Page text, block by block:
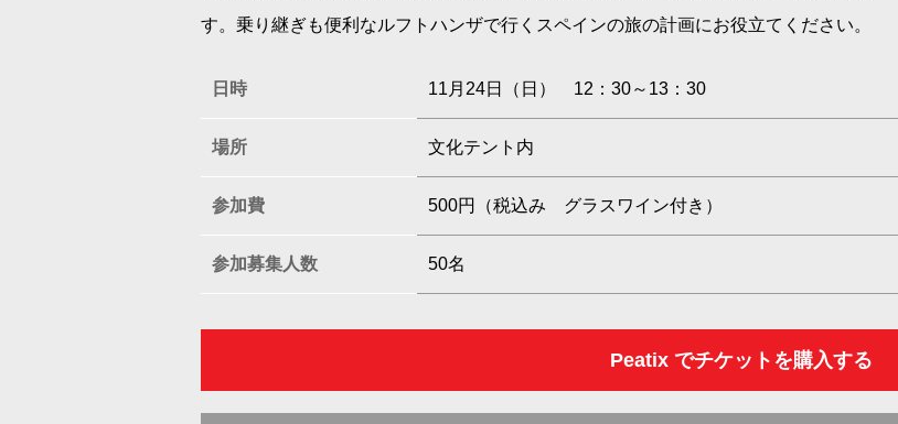
す。乗り継ぎも便利なルフトハンザで行くスペインの旅の計画にお役立てください。
日時 11月24日（日） 12：30～13：30
場所 文化テント内
参加費 500円（税込み グラスワイン付き）
参加募集人数 50名
Peatix でチケットを購入する